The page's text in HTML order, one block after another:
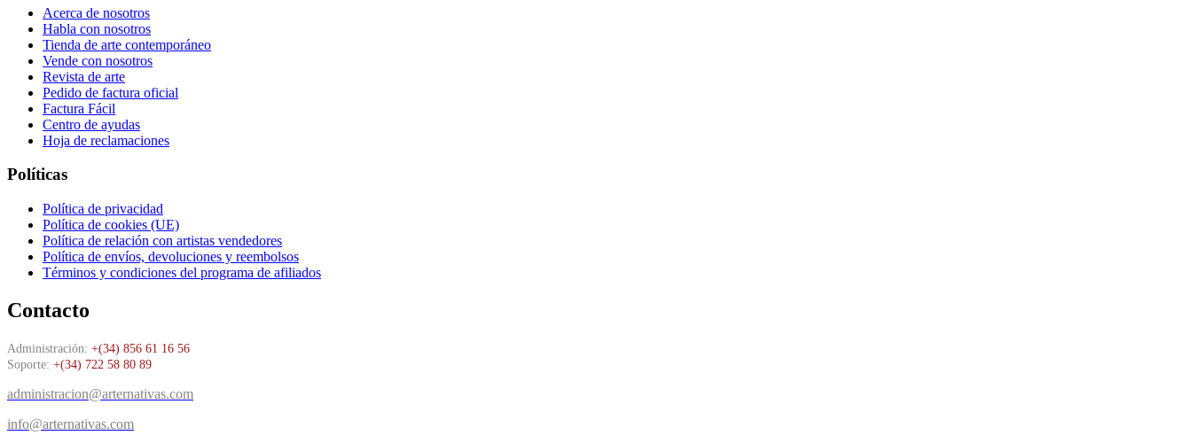
Acerca de nosotros
Habla con nosotros
Tienda de arte contemporáneo
Vende con nosotros
Revista de arte
Pedido de factura oficial
Factura Fácil
Centro de ayudas
Hoja de reclamaciones
Políticas
Política de privacidad
Política de cookies (UE)
Política de relación con artistas vendedores
Política de envíos, devoluciones y reembolsos
Términos y condiciones del programa de afiliados
Contacto
Administración: +(34) 856 61 16 56
Soporte: +(34) 722 58 80 89
administracion@arternativas.com
info@arternativas.com